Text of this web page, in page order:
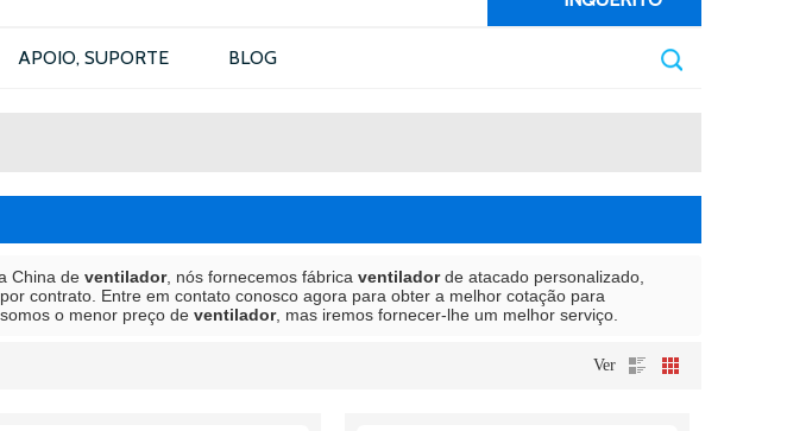
APOIO, SUPORTE BLOG
China de ventilador, nós fornecemos fábrica ventiladorde atacado personalizado,
contrato. Entre em contato conosco agora para obter a melhor cotação para
o menor preço de ventilador, mas iremos fornecer-lhe um melhor serviço.
Ver